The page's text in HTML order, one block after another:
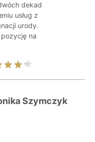
dekad
usług z
urody.
na
Szymczyk